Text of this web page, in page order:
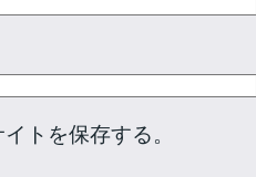
トを保存する。